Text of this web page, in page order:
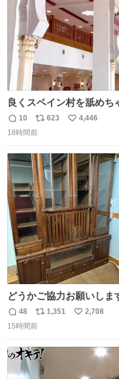
良くスペイン村を舐め
ちゃ行けないのはスペィ
中庭抜けるだけでこの有
ニャは益々素晴らしい場
返
信
10
リ
ポ
ト
数
623
い
数
4,446
18時間前
どうかご協力お願いします🙇‍♂️ 今は亡き祖父母の家
しが決まり、どうしても
引き取り手を探しております この2つは私の祖母が
さで亡くなりましたが、
返
信
48
リ
ポ
ト
数
1,351
い
2,708
15時間前